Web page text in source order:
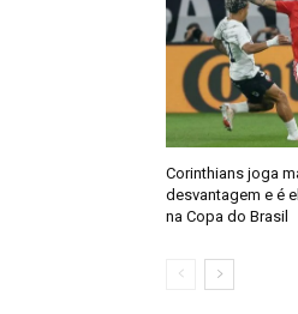
Corinthians joga
desvantagem e é
na Copa do Brasil